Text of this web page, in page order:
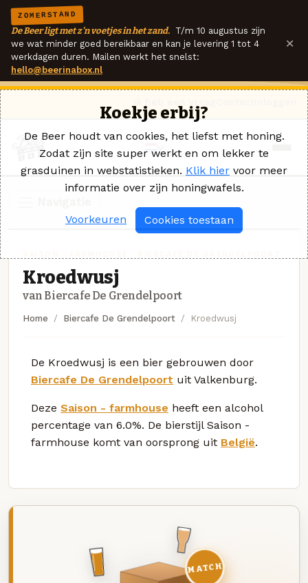
ZOMERSTAND
De Beer ligt met z'n voetjes in het zand. T/m 10 augustus zijn
we wat minder goed bereikbaar en kan je levering 1 tot 4
werkdagen duren. Mailen werkt het snelst:
hello@beerinabox.nl
×
Kroedwusj
van Biercafe De Grendelpoort
Home Biercafe De Grendelpoort Kroedwusj
De Kroedwusj is een bier gebrouwen door
Biercafe De Grendelpoort uit Valkenburg.
Deze Saison - farmhouse heeft een alcohol
percentage van 6.0%. De bierstijl Saison -
farmhouse komt van oorsprong uit België.
MATCH
Koekje erbij?
De Beer houdt van cookies, het liefst met honing.
Zodat zijn site super werkt en om lekker te
grasduinen in webstatistieken. Klik hier voor meer
informatie over zijn honingwafels.
Voorkeuren Cookies toestaan